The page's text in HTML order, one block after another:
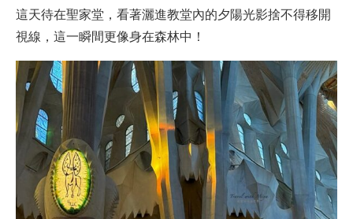
這天待在聖家堂，看著灑進教堂內的夕陽光影捨不得移開
視線，這一瞬間更像身在森林中！